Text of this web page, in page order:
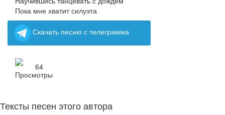
Пока мне хватит силуэта
Скачать песню с телеграмма
64
Тексты песен этого автора